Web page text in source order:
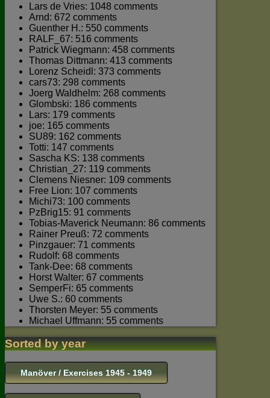
Lars de Vries: 1048 comments
Arnd: 672 comments
Guenther H.: 550 comments
RALF_67: 516 comments
Patrick Wiegmann: 458 comments
Thomas Dittmann: 413 comments
Lorenz Scheidl: 373 comments
cars73: 298 comments
Joerg Waldhelm: 268 comments
Glombski: 186 comments
Lars: 179 comments
joe: 165 comments
SU89: 162 comments
Totti: 147 comments
Sascha KS: 138 comments
Christian_27: 119 comments
Clemens Niesner: 109 comments
Free Lion: 107 comments
Michi73: 100 comments
PzBrig15: 91 comments
Tobias-Maverick Neumann: 86 comments
Rainer Preuß: 72 comments
Pinzgauer: 71 comments
Rudolf: 68 comments
Tank-Dee: 68 comments
Horst Walter: 67 comments
SemperFi: 65 comments
Uwe S.: 60 comments
Thorsten Meyer: 55 comments
Michael Uffmann: 55 comments
Sorted by year
Manöver / Exercises 1945 - 1949